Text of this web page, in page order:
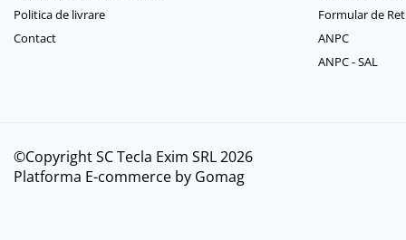
Cititor Carduri USB 2.0
Cititor Carduri USB 3.0
Auto si retea
Priza bricheta auto
Politica de livrare
Contact
Formular de
ANPC
ANPC - SAL
©Copyright SC Tecla Exim SRL 2026
Platforma E-commerce by Gomag